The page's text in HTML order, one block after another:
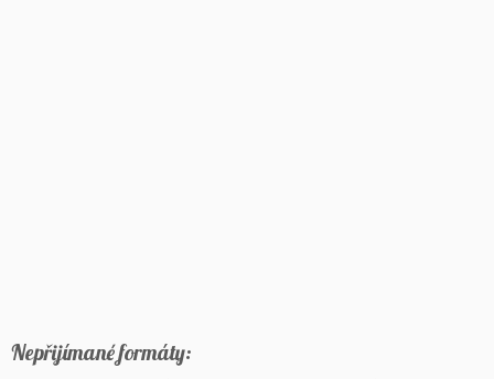
Nepřijímané formáty: